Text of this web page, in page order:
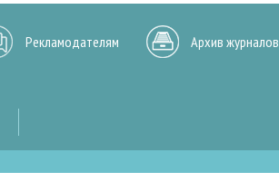
Рекламодателям Архив журналов